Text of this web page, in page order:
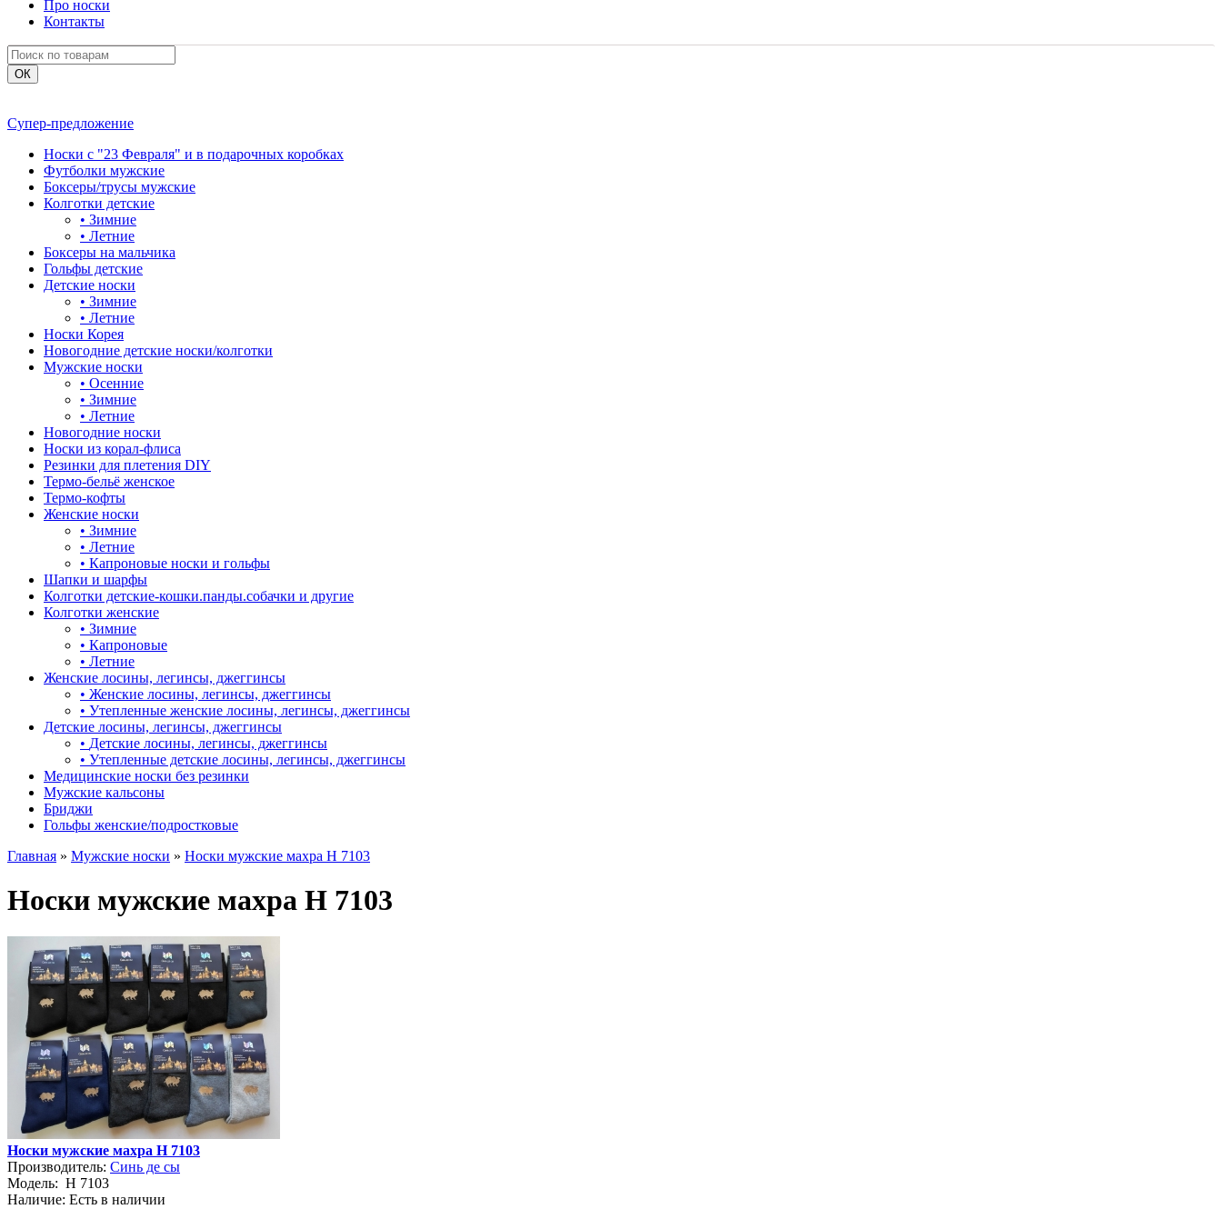
Про носки
Контакты
Супер-предложение
Носки с "23 Февраля" и в подарочных коробках
Футболки мужские
Боксеры/трусы мужские
Колготки детские
• Зимние
• Летние
Боксеры на мальчика
Гольфы детские
Детские носки
• Зимние
• Летние
Носки Корея
Новогодние детские носки/колготки
Мужские носки
• Осенние
• Зимние
• Летние
Новогодние носки
Носки из корал-флиса
Резинки для плетения DIY
Термо-бельё женское
Термо-кофты
Женские носки
• Зимние
• Летние
• Капроновые носки и гольфы
Шапки и шарфы
Колготки детские-кошки.панды.собачки и другие
Колготки женские
• Зимние
• Капроновые
• Летние
Женские лосины, легинсы, джеггинсы
• Женские лосины, легинсы, джеггинсы
• Утепленные женские лосины, легинсы, джеггинсы
Детские лосины, легинсы, джеггинсы
• Детские лосины, легинсы, джеггинсы
• Утепленные детские лосины, легинсы, джеггинсы
Медицинские носки без резинки
Мужские кальсоны
Бриджи
Гольфы женские/подростковые
Главная » Мужские носки » Носки мужские махра Н 7103
Носки мужские махра Н 7103
Носки мужские махра Н 7103
Производитель: Синь де сы
Модель: Н 7103
Наличие: Есть в наличии